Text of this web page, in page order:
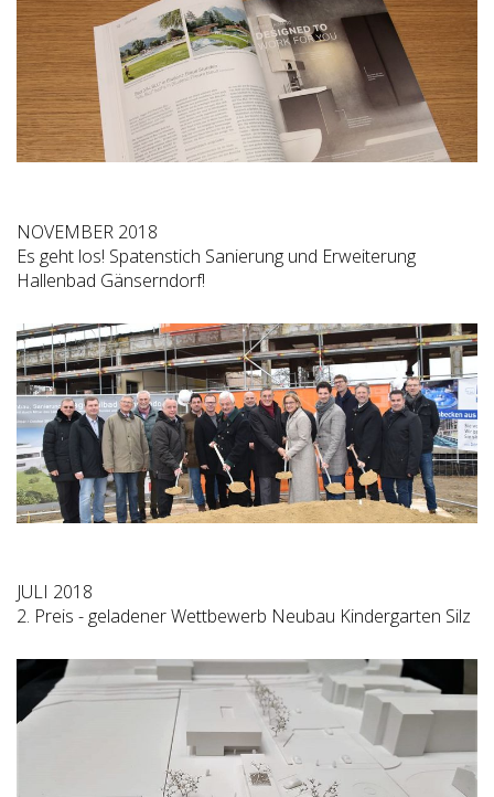
NOVEMBER 2018
Es geht los! Spatenstich Sanierung und Erweiterung
Hallenbad Gänserndorf!
JULI 2018
2. Preis - geladener Wettbewerb Neubau Kindergarten Silz